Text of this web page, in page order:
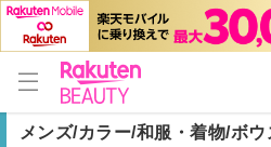
メンズ/カラー/和服・着物/ボ